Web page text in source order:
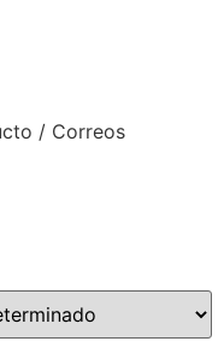
/ Correos